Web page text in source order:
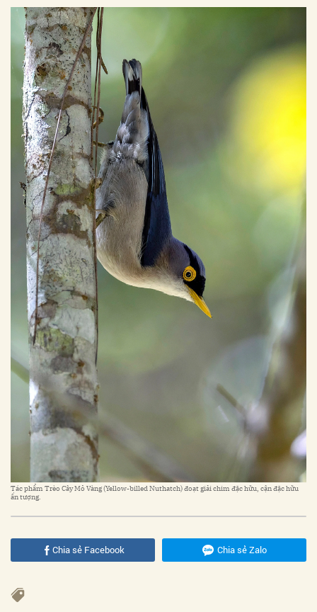
Tác phẩm Trèo Cây Mỏ Vàng (Yellow-billed Nuthatch) đoạt giải chim đặc hữu, cận đặc hữu
ấn tượng.
Chia sẻ Facebook Chia sẻ Zalo